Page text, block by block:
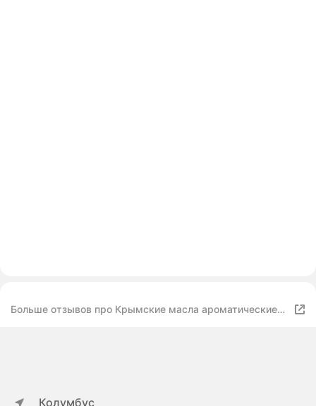
Больше отзывов про Крымские масла ароматические
Колумбус